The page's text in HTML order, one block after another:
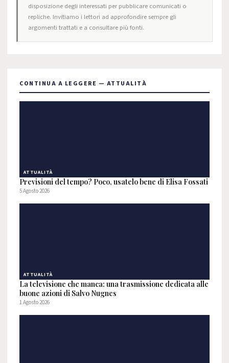
disposizione degli interessati per pubblicare comunicati o
repliche. Invitiamo i lettori ad approfondire sempre gli
argomenti trattati e a consultare più fonti.
CONTINUA A LEGGERE — ATTUALITÀ
ATTUALITÀ
Previsioni del tempo? Poco, usatelo bene di Elisa Fossati
5 Agosto 2026
ATTUALITÀ
La televisione che manca: una trasmissione dedicata alle
buone azioni di Salvo Nugnes
1 Agosto 2026